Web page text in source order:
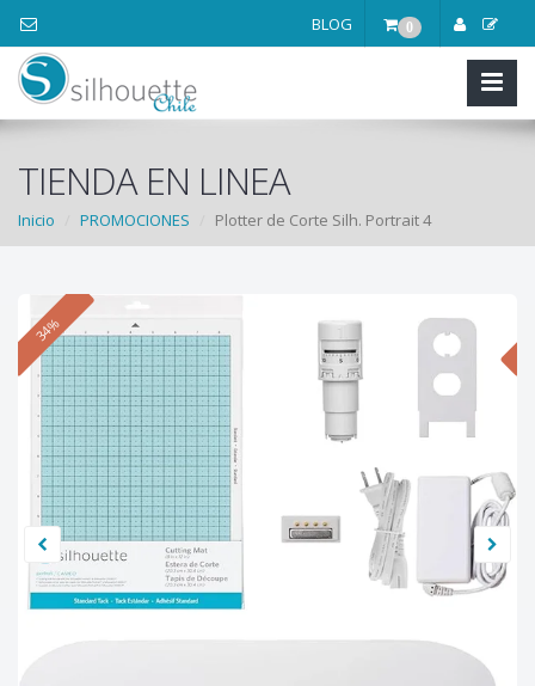
0
BLOG
TIENDA EN LINEA
Inicio PROMOCIONES Plotter de Corte Silh. Portrait 4
34%